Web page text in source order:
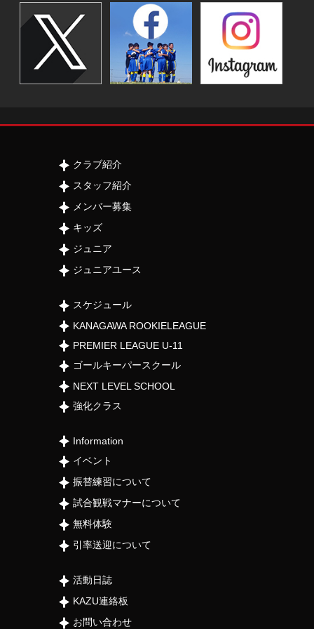
クラブ紹介
スタッフ紹介
メンバー募集
キッズ
ジュニア
ジュニアユース
スケジュール
KANAGAWA ROOKIELEAGUE
PREMIER LEAGUE U-11
ゴールキーパースクール
NEXT LEVEL SCHOOL
強化クラス
Information
イベント
振替練習について
試合観戦マナーについて
無料体験
引率送迎について
活動日誌
KAZU連絡板
お問い合わせ